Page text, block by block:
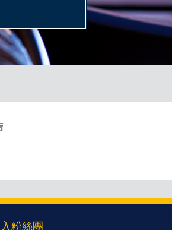
粉絲團